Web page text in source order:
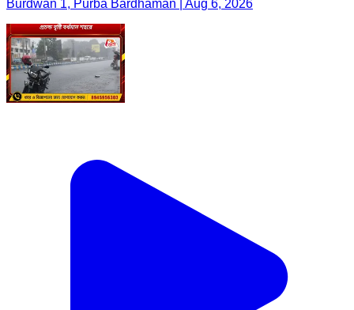
Burdwan 1, Purba Bardhaman | Aug 6, 2026